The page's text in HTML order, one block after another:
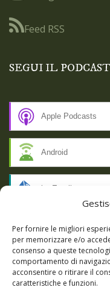
Per fornire le migliori
per memorizzare e/o
consenso a queste
comportamento di
acconsentire o ritirare il
caratteristiche e funzioni.
Feed RSS
SEGUI IL PODCAST
Apple Podcasts
Android
by Email
RSS
SSL SECURE